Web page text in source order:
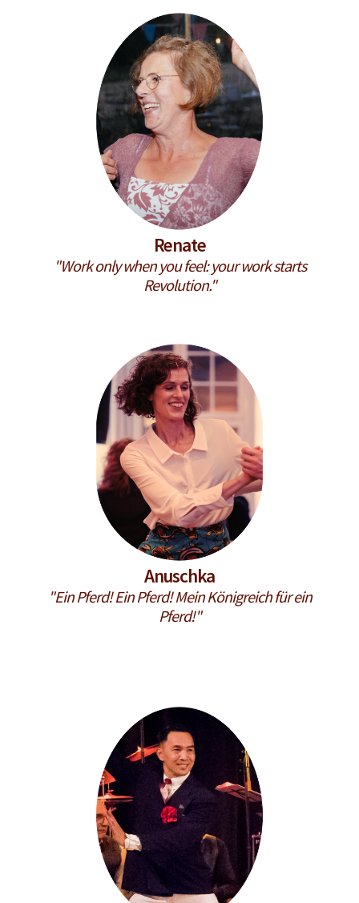
Renate
"Work only when you feel: your work starts
Revolution."
Anuschka
"Ein Pferd! Ein Pferd! Mein Königreich für ein
Pferd!"